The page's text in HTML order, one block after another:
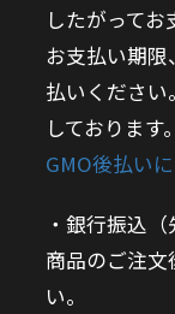
したがってお
お支払い期
払いくださ
しております。
GMO後払い
銀行振込（
商品のご注
い。